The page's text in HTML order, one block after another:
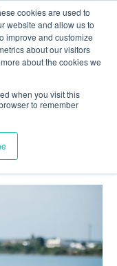
cookies are used to
website and allow us to
improve and customize
about our visitors
about the cookies we
when you visit this
to remember
14